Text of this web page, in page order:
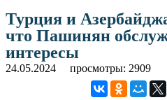
Турция и
что Пашинян
интересы
24.05.2024 просмотры: 2909